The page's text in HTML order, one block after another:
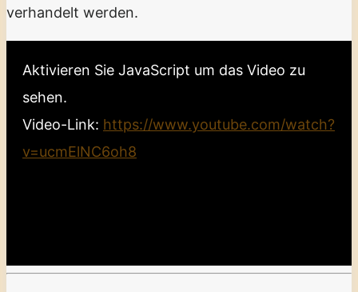
verhandelt werden.
Aktivieren Sie JavaScript um das Video zu
sehen.
Video-Link: https://www.youtube.com/watch?
v=ucmElNC6oh8